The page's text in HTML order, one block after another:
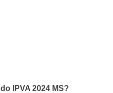
IPVA 2024 MS?